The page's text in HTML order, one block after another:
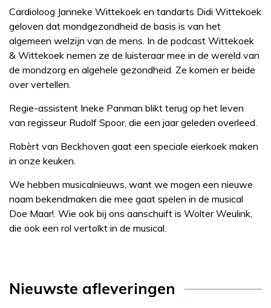
Cardioloog Janneke Wittekoek en tandarts Didi Wittekoek
geloven dat mondgezondheid de basis is van het
algemeen welzijn van de mens. In de podcast Wittekoek
& Wittekoek nemen ze de luisteraar mee in de wereld van
de mondzorg en algehele gezondheid. Ze komen er beide
over vertellen.
Regie-assistent Ineke Panman blikt terug op het leven
van regisseur Rudolf Spoor, die een jaar geleden overleed.
Robèrt van Beckhoven gaat een speciale eierkoek maken
in onze keuken.
We hebben musicalnieuws, want we mogen een nieuwe
naam bekendmaken die mee gaat spelen in de musical
Doe Maar!. Wie ook bij ons aanschuift is Wolter Weulink,
die ook een rol vertolkt in de musical.
Nieuwste afleveringen